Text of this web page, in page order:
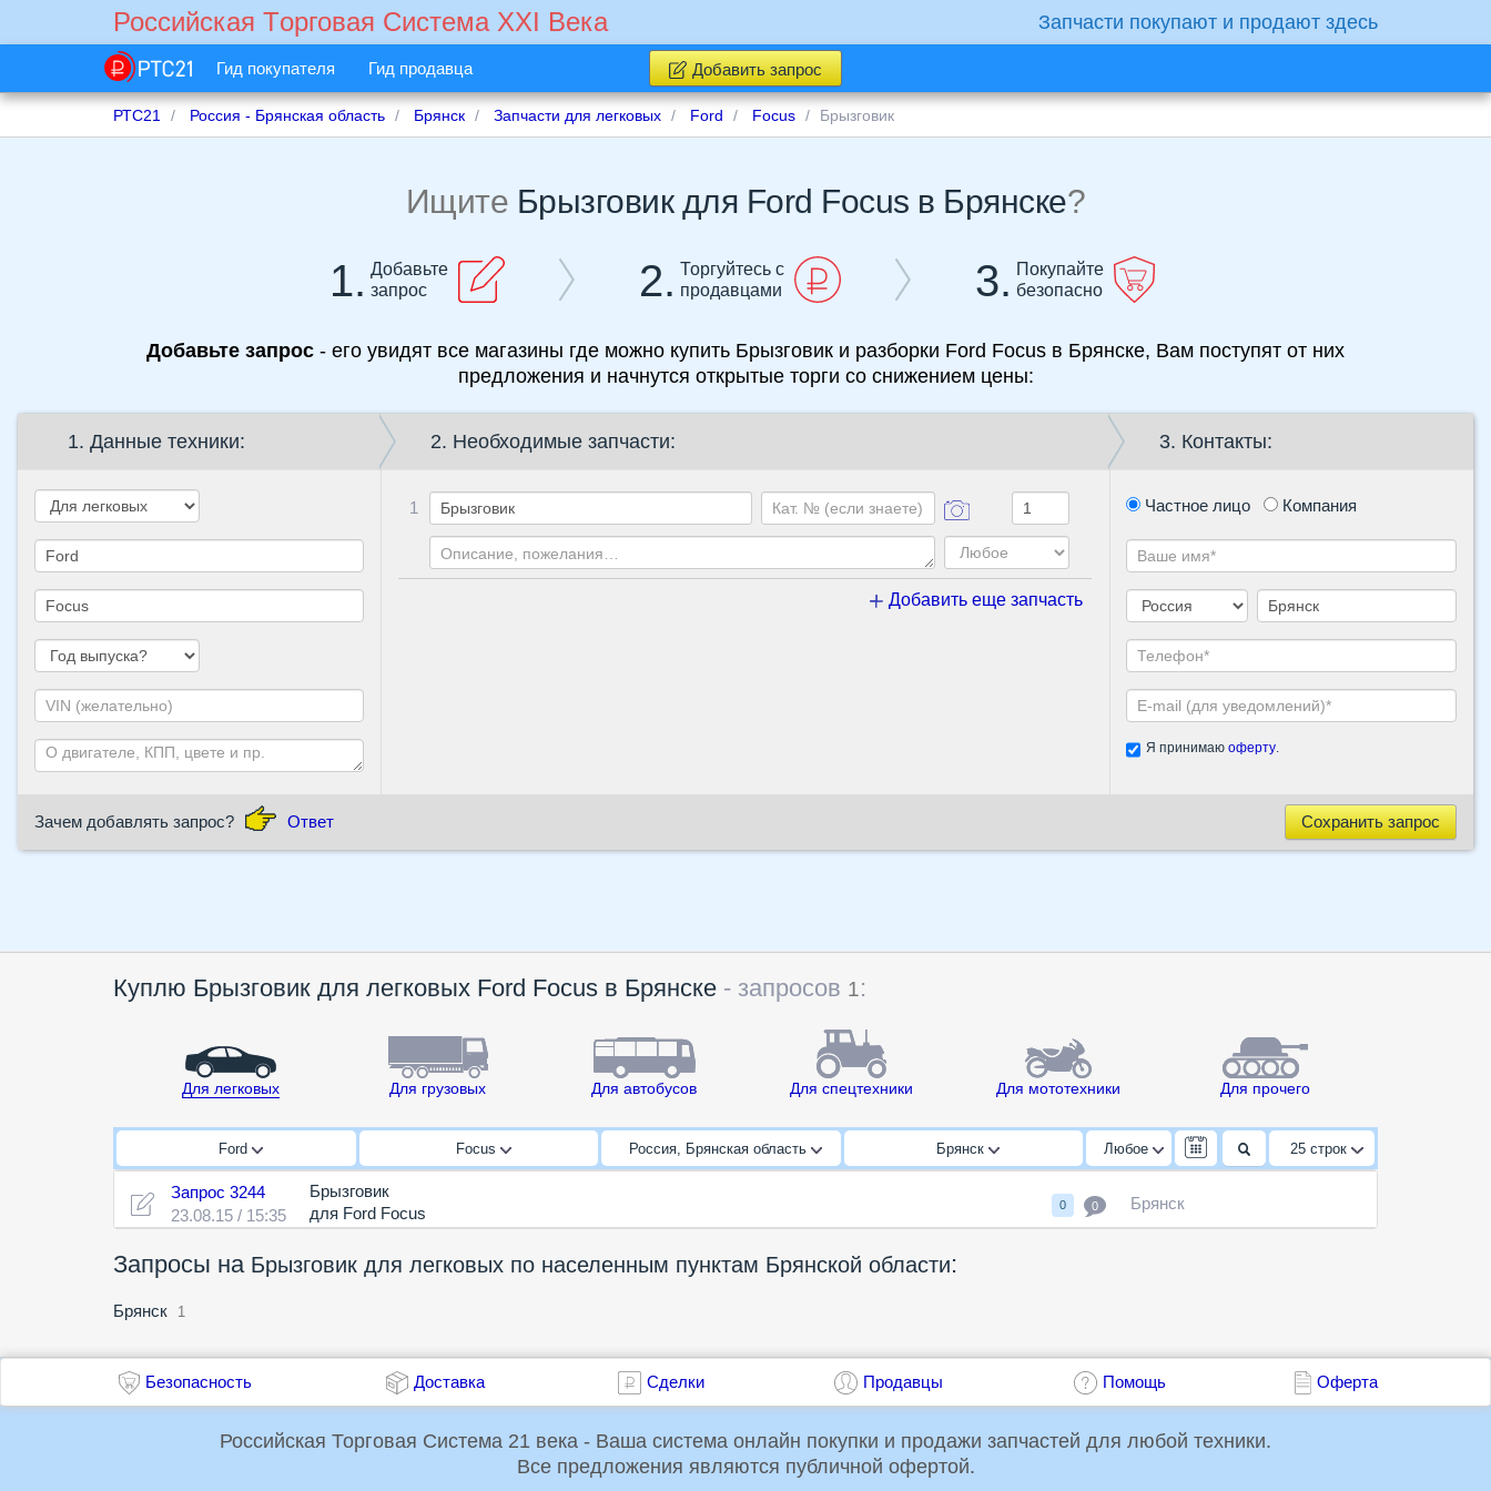
Российская Tорговая Cистема XXI Века Запчасти покупают и продают здесь
Гид покупателя Гид продавца Добавить запрос
РТС21 Россия - Брянская область Брянск Запчасти для легковых Ford Focus Брызговик
Ищите Брызговик для Ford Focus в Брянске?
1. Добавьте
запрос
2. Торгуйтесь с
продавцами
3. Покупайте
безопасно
Добавьте запрос - его увидят все магазины где можно купить Брызговик и разборки Ford Focus в Брянске, Вам поступят от них
предложения и начнутся открытые торги со снижением цены:
1. Данные техники: 2. Необходимые запчасти:
1
Добавить еще запчасть
3. Контакты:
Частное лицо Компания
Я принимаю оферту.
Зачем добавлять запрос? Ответ Сохранить запрос
Куплю Брызговик для легковых Ford Focus в Брянске - запросов 1:
Для легковых Для грузовых Для автобусов Для спецтехники Для мототехники Для прочего
Ford Focus Россия, Брянская область Брянск Любое 25строк
Запрос 3244
23.08.15 / 15:35
Брызговик
для Ford Focus
0 0 Брянск
Запросы на Брызговик для легковых по населенным пунктам Брянской области:
Брянск 1
Безопасность Доставка Сделки Продавцы Помощь Оферта
Российская Торговая Система 21 века - Ваша система онлайн покупки и продажи запчастей для любой техники.
Все предложения являются публичной офертой.